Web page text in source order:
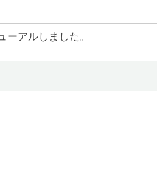
ーアルしました。